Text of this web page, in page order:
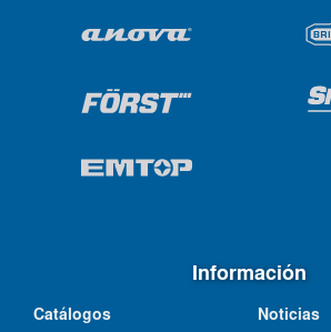
Información
Catálogos
Noticias